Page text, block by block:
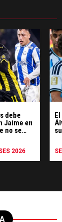
debe
Jaime en
no se
2026